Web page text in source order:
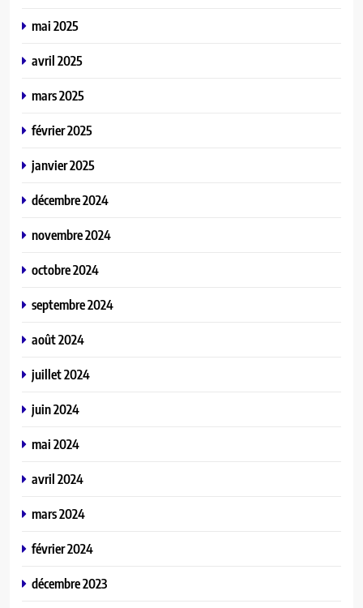
mai 2025
avril 2025
mars 2025
février 2025
janvier 2025
décembre 2024
novembre 2024
octobre 2024
septembre 2024
août 2024
juillet 2024
juin 2024
mai 2024
avril 2024
mars 2024
février 2024
décembre 2023